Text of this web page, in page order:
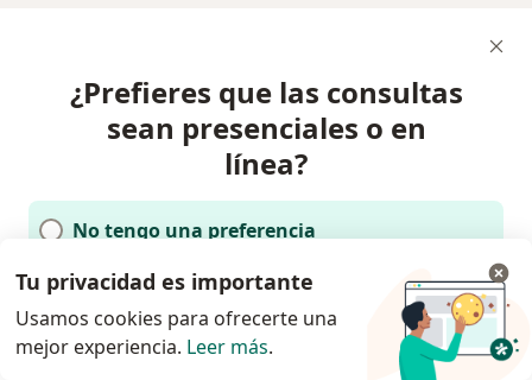
¿Prefieres que las consultas
sean presenciales o en
línea?
No tengo una preferencia
Presencial en el consultorio
Tu privacidad es importante
Usamos cookies para ofrecerte una
mejor experiencia. Leer más.